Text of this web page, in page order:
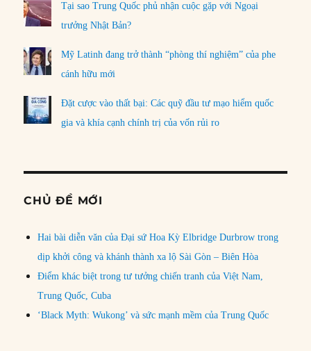
Tại sao Trung Quốc phủ nhận cuộc gặp với Ngoại
trưởng Nhật Bản?
Mỹ Latinh đang trở thành “phòng thí nghiệm” của phe
cánh hữu mới
Đặt cược vào thất bại: Các quỹ đầu tư mạo hiểm quốc
gia và khía cạnh chính trị của vốn rủi ro
CHỦ ĐỀ MỚI
Hai bài diễn văn của Đại sứ Hoa Kỳ Elbridge Durbrow trong
dịp khởi công và khánh thành xa lộ Sài Gòn – Biên Hòa
Điểm khác biệt trong tư tưởng chiến tranh của Việt Nam,
Trung Quốc, Cuba
‘Black Myth: Wukong’ và sức mạnh mềm của Trung Quốc